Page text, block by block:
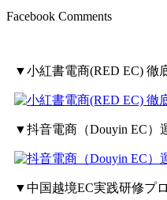
Facebook Comments
▼小紅書電商(RED EC) 徹
▼抖音電商（Douyin EC）
▼中国越境EC実践研修プ